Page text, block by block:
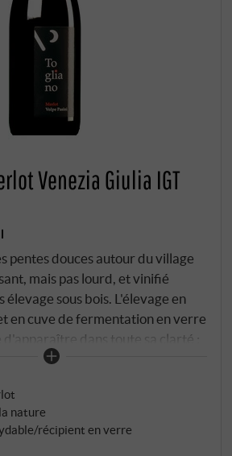
Venezia Giulia IGT
pentes douces autour du village
mais pas lourd, et vinifié
sous bois. L'élevage en
en cuve de fermentation en verre
d'apparaître dans toute sa clarté :
stimulante et des tanins
Le parfum est intense et
cerise noire, prune, un peu
avec un soupçon de violette. En
nature
récipient en verre